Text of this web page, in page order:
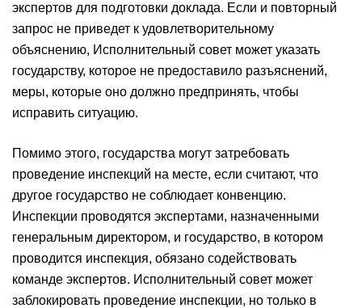
экспертов для подготовки доклада. Если и повторный
запрос не приведет к удовлетворительному
объяснению, Исполнительный совет может указать
государству, которое не предоставило разъяснений,
меры, которые оно должно предпринять, чтобы
исправить ситуацию.
Помимо этого, государства могут затребовать
проведение инспекций на месте, если считают, что
другое государство не соблюдает конвенцию.
Инспекции проводятся экспертами, назначенными
генеральным директором, и государство, в котором
проводится инспекция, обязано содействовать
команде экспертов. Исполнительный совет может
заблокировать проведение инспекции, но только в